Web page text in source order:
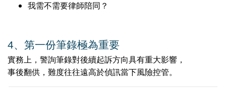
我需不需要律師陪同？
4️、 第一份筆錄極為重要
實務上，警詢筆錄對後續起訴方向具有重大影響，
事後翻供，難度往往遠高於偵訊當下風險控管。